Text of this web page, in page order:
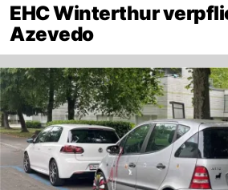
EHC Winterthur
Azevedo